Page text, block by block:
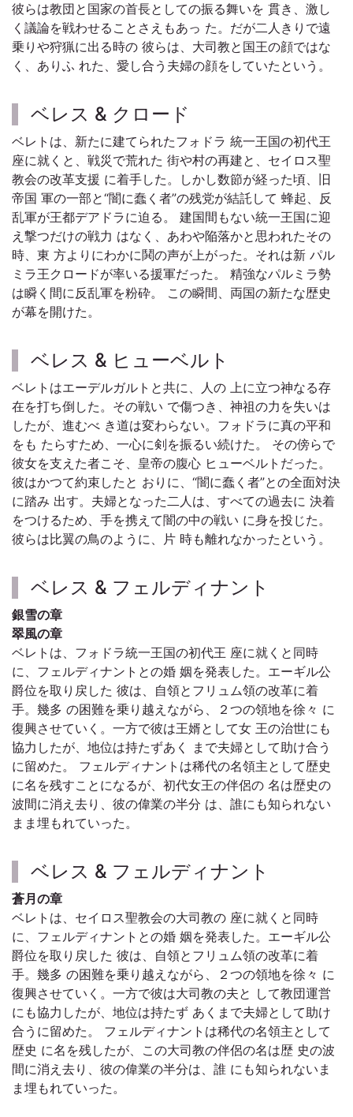
彼らは教団と国家の首長としての振る舞いを 貫き、激し
く議論を戦わせることさえもあっ た。だが二人きりで遠
乗りや狩猟に出る時の 彼らは、大司教と国王の顔ではな
く、ありふ れた、愛し合う夫婦の顔をしていたという。
ベレス & クロード
ベレトは、新たに建てられたフォドラ 統一王国の初代王
座に就くと、戦災で荒れた 街や村の再建と、セイロス聖
教会の改革支援 に着手した。しかし数節が経った頃、旧
帝国 軍の一部と“闇に蠢く者”の残党が結託して 蜂起、反
乱軍が王都デアドラに迫る。 建国間もない統一王国に迎
え撃つだけの戦力 はなく、あわや陥落かと思われたその
時、東 方よりにわかに鬨の声が上がった。それは新 パル
ミラ王クロードが率いる援軍だった。 精強なパルミラ勢
は瞬く間に反乱軍を粉砕。 この瞬間、両国の新たな歴史
が幕を開けた。
ベレス & ヒューベルト
ベレトはエーデルガルトと共に、人の 上に立つ神なる存
在を打ち倒した。その戦い で傷つき、神祖の力を失いは
したが、進むべ き道は変わらない。フォドラに真の平和
をも たらすため、一心に剣を振るい続けた。 その傍らで
彼女を支えた者こそ、皇帝の腹心 ヒューベルトだった。
彼はかつて約束したと おりに、“闇に蠢く者”との全面対決
に踏み 出す。夫婦となった二人は、すべての過去に 決着
をつけるため、手を携えて闇の中の戦い に身を投じた。
彼らは比翼の鳥のように、片 時も離れなかったという。
ベレス & フェルディナント
銀雪の章
翠風の章
ベレトは、フォドラ統一王国の初代王 座に就くと同時
に、フェルディナントとの婚 姻を発表した。エーギル公
爵位を取り戻した 彼は、自領とフリュム領の改革に着
手。幾多 の困難を乗り越えながら、２つの領地を徐々 に
復興させていく。一方で彼は王婿として女 王の治世にも
協力したが、地位は持たずあく まで夫婦として助け合う
に留めた。 フェルディナントは稀代の名領主として歴史
に名を残すことになるが、初代女王の伴侶の 名は歴史の
波間に消え去り、彼の偉業の半分 は、誰にも知られない
まま埋もれていった。
ベレス & フェルディナント
蒼月の章
ベレトは、セイロス聖教会の大司教の 座に就くと同時
に、フェルディナントとの婚 姻を発表した。エーギル公
爵位を取り戻した 彼は、自領とフリュム領の改革に着
手。幾多 の困難を乗り越えながら、２つの領地を徐々 に
復興させていく。一方で彼は大司教の夫と して教団運営
にも協力したが、地位は持たず あくまで夫婦として助け
合うに留めた。 フェルディナントは稀代の名領主として
歴史 に名を残したが、この大司教の伴侶の名は歴 史の波
間に消え去り、彼の偉業の半分は、誰 にも知られないま
ま埋もれていった。